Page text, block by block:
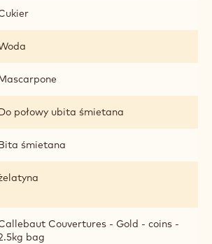
połowy ubita śmietana
śmietana
Couvertures - Gold - coins -
bag